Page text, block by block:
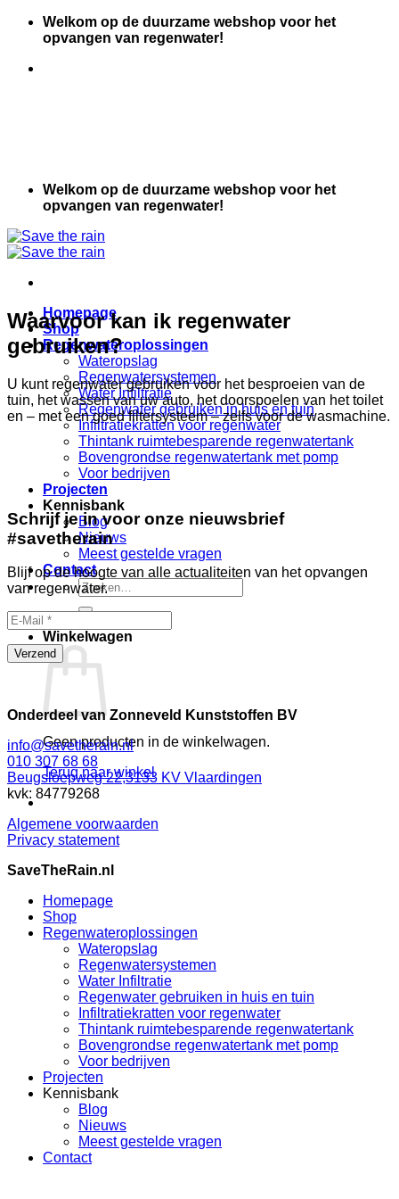
Welkom op de duurzame webshop voor het
opvangen van regenwater!
Welkom op de duurzame webshop voor het
opvangen van regenwater!
Homepage
Shop
Regenwateroplossingen
Wateropslag
Regenwatersystemen
Water Infiltratie
Regenwater gebruiken in huis en tuin
Infiltratiekratten voor regenwater
Thintank ruimtebesparende regenwatertank
Bovengrondse regenwatertank met pomp
Voor bedrijven
Projecten
Kennisbank
Blog
Nieuws
Meest gestelde vragen
Contact
Zoeken
naar:
Winkelwagen
Geen producten in de winkelwagen.
Terug naar winkel
Waarvoor kan ik regenwater
gebruiken?
U kunt regenwater gebruiken voor het besproeien van de
tuin, het wassen van uw auto, het doorspoelen van het toilet
en – met een goed filtersysteem – zelfs voor de wasmachine.
Schrijf je in voor onze nieuwsbrief
#savetherain
Blijf op de hoogte van alle actualiteiten van het opvangen
van regenwater.
Onderdeel van Zonneveld Kunststoffen BV
info@savetherain.nl
010 307 68 68
Beugsloepweg 22,3133 KV Vlaardingen
kvk: 84779268
Algemene voorwaarden
Privacy statement
SaveTheRain.nl
Homepage
Shop
Regenwateroplossingen
Wateropslag
Regenwatersystemen
Water Infiltratie
Regenwater gebruiken in huis en tuin
Infiltratiekratten voor regenwater
Thintank ruimtebesparende regenwatertank
Bovengrondse regenwatertank met pomp
Voor bedrijven
Projecten
Kennisbank
Blog
Nieuws
Meest gestelde vragen
Contact